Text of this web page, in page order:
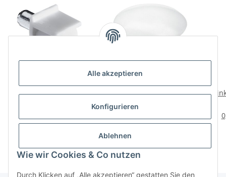
Alle akzeptieren
Konfigurieren
Ablehnen
Wie wir Cookies & Co nutzen
Durch Klicken auf „Alle akzeptieren“ gestatten Sie den
safety, 5 mm, weiß, 20
5mm Kunststoff weiß 20
2,45 €